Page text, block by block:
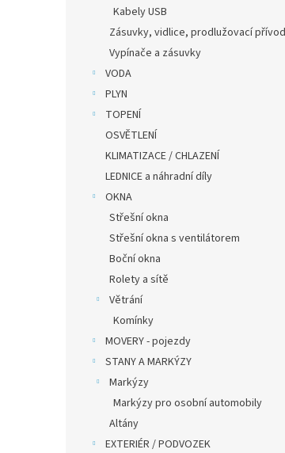
Kabely USB
Zásuvky, vidlice, prodlužovací
Vypínače a zásuvky
VODA
PLYN
TOPENÍ
OSVĚTLENÍ
KLIMATIZACE / CHLAZENÍ
LEDNICE a náhradní díly
OKNA
Střešní okna
Střešní okna s ventilátorem
Boční okna
Rolety a sítě
Větrání
Komínky
MOVERY - pojezdy
STANY A MARKÝZY
Markýzy
Markýzy pro osobní automobily
Altány
EXTERIÉR / PODVOZEK